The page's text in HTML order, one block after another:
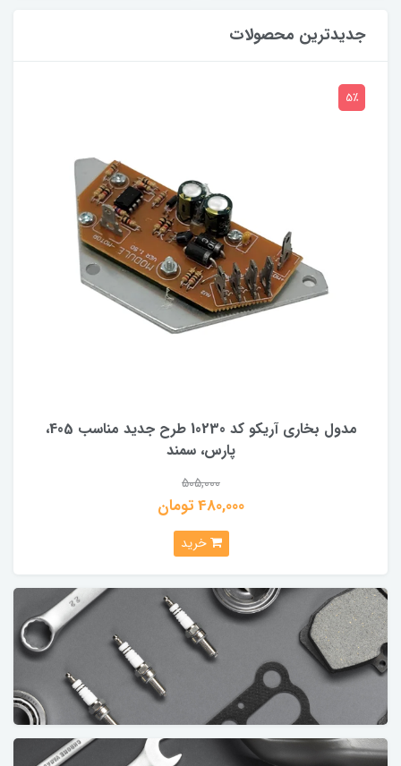
جدیدترین محصولات
مدول بخاری آریکو کد 10230 طرح جدید مناسب 405،
پارس، سمند
505,000
480,000 تومان
5٪
خرید